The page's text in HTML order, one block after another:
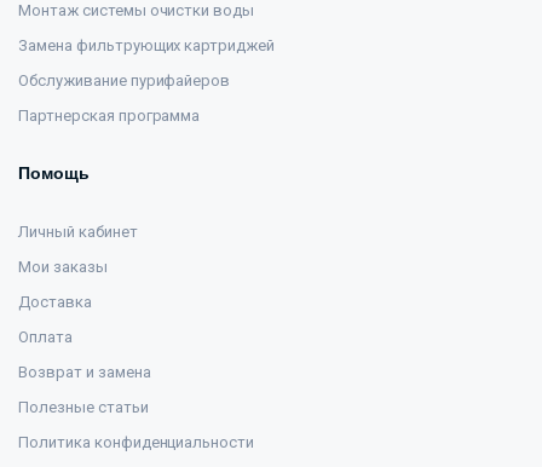
Монтаж системы очистки воды
Замена фильтрующих картриджей
Обслуживание пурифайеров
Партнерская программа
Помощь
Личный кабинет
Мои заказы
Доставка
Оплата
Возврат и замена
Полезные статьи
Политика конфиденциальности